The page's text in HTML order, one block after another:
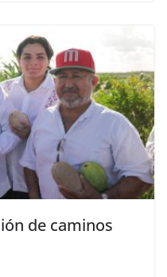
de caminos